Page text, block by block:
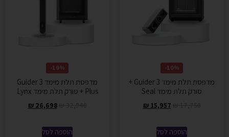
10%-
מדפסת תלת מימד Guider 3 +
סורק תלת מימד Seal
₪15,957
הוספה לסל
19%-
מדפסת תלת מימד Guider 3
Plus + סורק תלת מימד Lynx
₪26,698
הוספה לסל